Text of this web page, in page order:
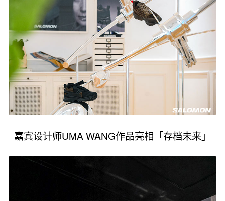
嘉宾设计师UMA WANG作品亮相「存档未来」